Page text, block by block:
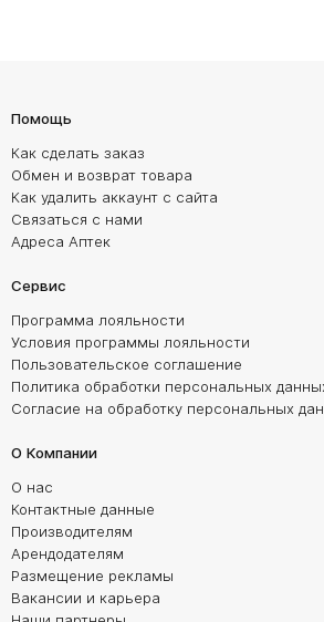
Помощь
Как сделать заказ
Обмен и возврат товара
Как удалить аккаунт с сайта
Связаться с нами
Адреса Аптек
Сервис
Программа лояльности
Условия программы лояльности
Пользовательское соглашение
Политика обработки персональных
Согласие на обработку персональных
О Компании
О нас
Контактные данные
Производителям
Арендодателям
Размещение рекламы
Вакансии и карьера